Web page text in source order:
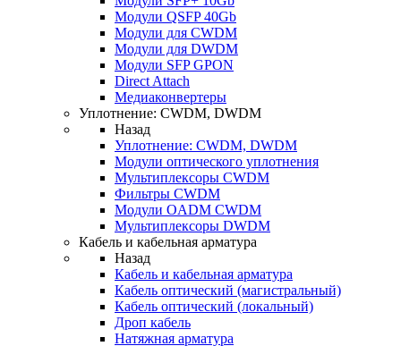
Модули QSFP 40Gb
Модули для CWDM
Модули для DWDM
Модули SFP GPON
Direct Attach
Медиаконвертеры
Уплотнение: CWDM, DWDM
Назад
Уплотнение: CWDM, DWDM
Модули оптического уплотнения
Мультиплексоры CWDM
Фильтры CWDM
Модули OADM CWDM
Мультиплексоры DWDM
Кабель и кабельная арматура
Назад
Кабель и кабельная арматура
Кабель оптический (магистральный)
Кабель оптический (локальный)
Дроп кабель
Натяжная арматура